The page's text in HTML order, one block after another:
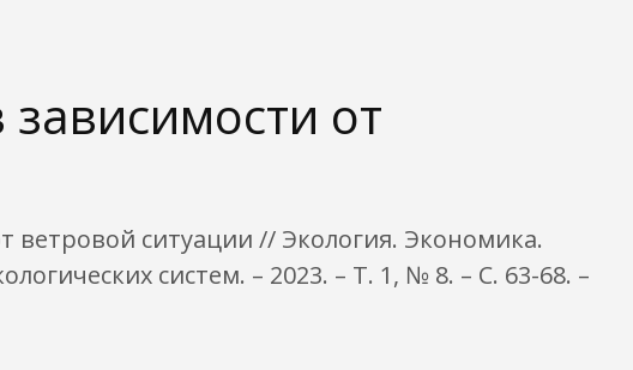
от
ветровой ситуации // Экология. Экономика.
систем. – 2023. – Т. 1, № 8. – С. 63-68. –